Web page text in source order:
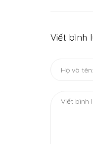
Viết bình